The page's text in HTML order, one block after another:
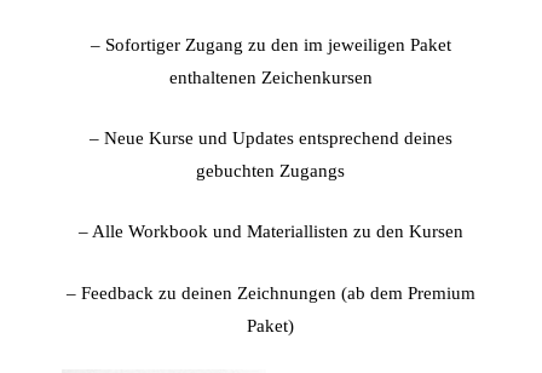
– Sofortiger Zugang zu den im jeweiligen Paket
enthaltenen Zeichenkursen
– Neue Kurse und Updates entsprechend deines
gebuchten Zugangs
– Alle Workbook und Materiallisten zu den Kursen
– Feedback zu deinen Zeichnungen (ab dem Premium
Paket)